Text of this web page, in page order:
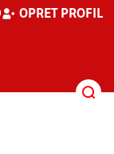
OPRET PROFIL